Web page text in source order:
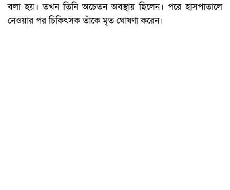
বলা হয়। তখন তিনি অচেতন অবস্থায় ছিলেন। পরে হাসপাতালে
নেওয়ার পর চিকিৎসক তাঁকে মৃত ঘোষণা করেন।